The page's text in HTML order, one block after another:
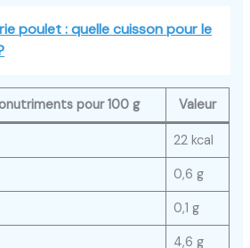
poulet : quelle cuisson pour le
pour 100 g Valeur
22 kcal
0,6 g
0,1 g
4,6 g